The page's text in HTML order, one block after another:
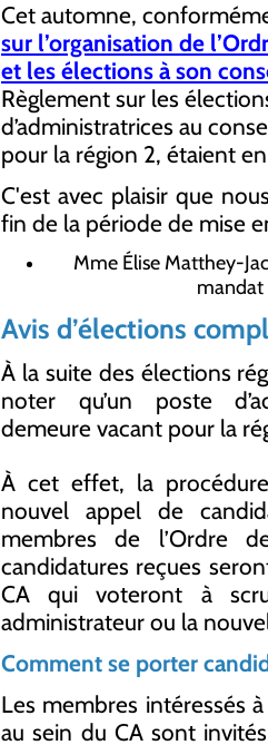
Cet automne,
sur l’organisation de
et les élections à son
Règlement sur les
d’administratrices au
pour la région 2, étaient
C'est avec plaisir que
fin de la période de mise
Mme Élise Matthey-
mandat
Avis d’élections
À la suite des élections
noter qu’un poste
demeure vacant pour la
À cet effet, la
nouvel appel de
membres de l’Ordre
candidatures reçues
CA qui voteront à
administrateur ou la
Comment se porter
Les membres intéressés
au sein du CA sont